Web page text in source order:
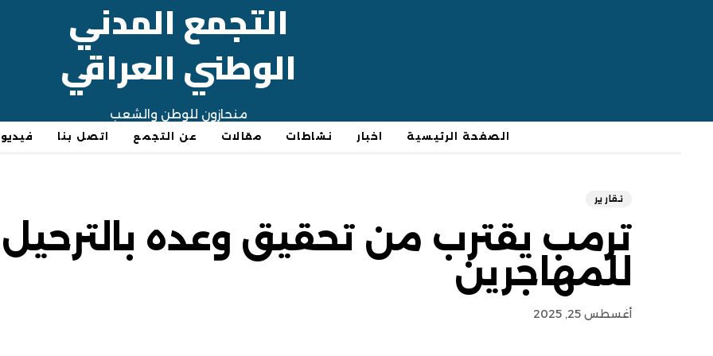
التجمع المدني
الوطني العراقي
منحازون للوطن والشعب
الصفحة الرئيسية اخبار نشاطات مقالات عن التجمع اتصل بنا
تقارير
ترمب يقترب من تحقيق وعده
للمهاجرين
أغسطس 25, 2025